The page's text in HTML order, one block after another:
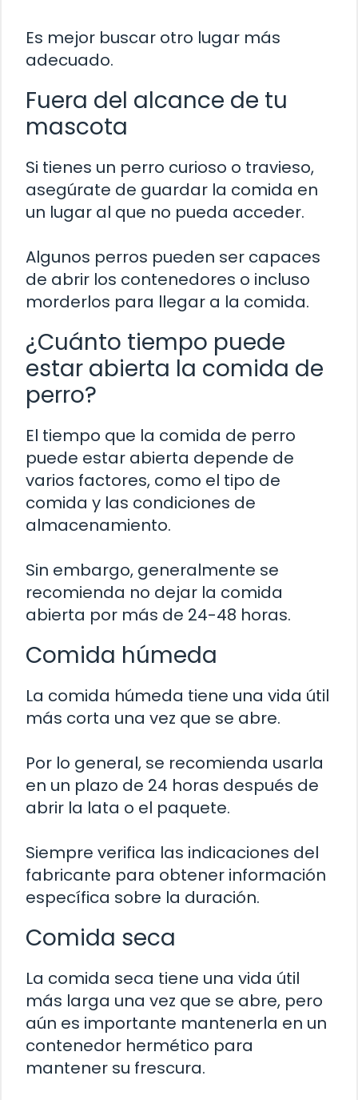
Es mejor buscar otro lugar más
adecuado.
Fuera del alcance de tu
mascota
Si tienes un perro curioso o travieso,
asegúrate de guardar la comida en
un lugar al que no pueda acceder.
Algunos perros pueden ser capaces
de abrir los contenedores o incluso
morderlos para llegar a la comida.
¿Cuánto tiempo puede
estar abierta la comida de
perro?
El tiempo que la comida de perro
puede estar abierta depende de
varios factores, como el tipo de
comida y las condiciones de
almacenamiento.
Sin embargo, generalmente se
recomienda no dejar la comida
abierta por más de 24-48 horas.
Comida húmeda
La comida húmeda tiene una vida útil
más corta una vez que se abre.
Por lo general, se recomienda usarla
en un plazo de 24 horas después de
abrir la lata o el paquete.
Siempre verifica las indicaciones del
fabricante para obtener información
específica sobre la duración.
Comida seca
La comida seca tiene una vida útil
más larga una vez que se abre, pero
aún es importante mantenerla en un
contenedor hermético para
mantener su frescura.